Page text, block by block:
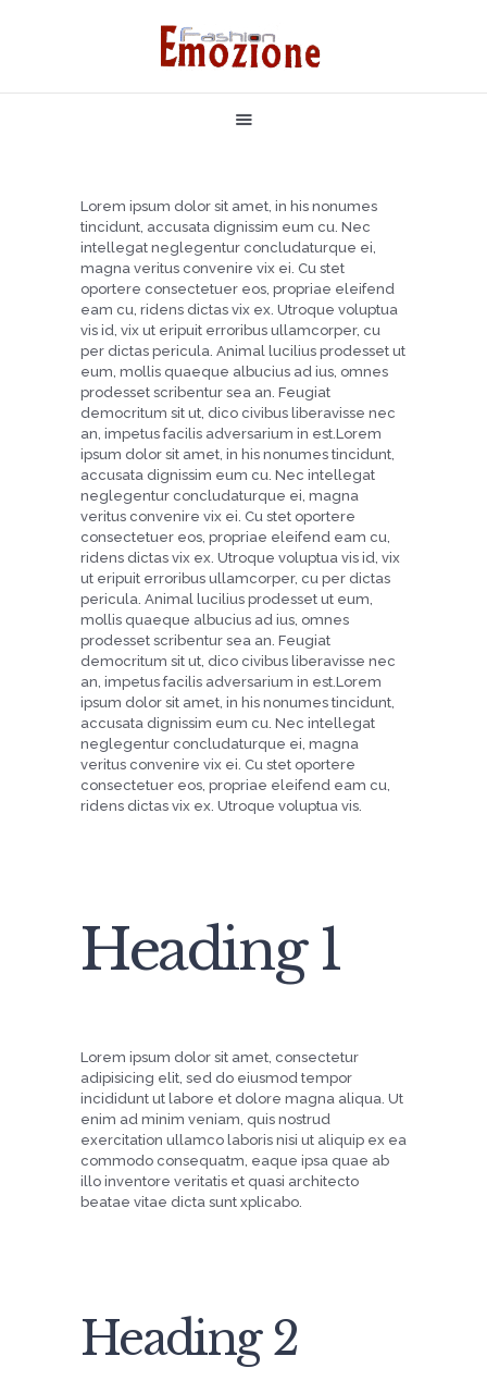
НАЧАЛО
ЗА НАС
КОНТАКТИ
Lorem ipsum dolor sit amet, in his nonumes
tincidunt, accusata dignissim eum cu. Nec
intellegat neglegentur concludaturque ei,
magna veritus convenire vix ei. Cu stet
oportere consectetuer eos, propriae eleifend
eam cu, ridens dictas vix ex. Utroque voluptua
vis id, vix ut eripuit erroribus ullamcorper, cu
per dictas pericula. Animal lucilius prodesset ut
eum, mollis quaeque albucius ad ius, omnes
prodesset scribentur sea an. Feugiat
democritum sit ut, dico civibus liberavisse nec
an, impetus facilis adversarium in est.Lorem
ipsum dolor sit amet, in his nonumes tincidunt,
accusata dignissim eum cu. Nec intellegat
neglegentur concludaturque ei, magna
veritus convenire vix ei. Cu stet oportere
consectetuer eos, propriae eleifend eam cu,
ridens dictas vix ex. Utroque voluptua vis id, vix
ut eripuit erroribus ullamcorper, cu per dictas
pericula. Animal lucilius prodesset ut eum,
mollis quaeque albucius ad ius, omnes
prodesset scribentur sea an. Feugiat
democritum sit ut, dico civibus liberavisse nec
an, impetus facilis adversarium in est.Lorem
ipsum dolor sit amet, in his nonumes tincidunt,
accusata dignissim eum cu. Nec intellegat
neglegentur concludaturque ei, magna
veritus convenire vix ei. Cu stet oportere
consectetuer eos, propriae eleifend eam cu,
ridens dictas vix ex. Utroque voluptua vis.
Heading 1
Lorem ipsum dolor sit amet, consectetur
adipisicing elit, sed do eiusmod tempor
incididunt ut labore et dolore magna aliqua. Ut
enim ad minim veniam, quis nostrud
exercitation ullamco laboris nisi ut aliquip ex ea
commodo consequatm, eaque ipsa quae ab
illo inventore veritatis et quasi architecto
beatae vitae dicta sunt xplicabo.
Heading 2